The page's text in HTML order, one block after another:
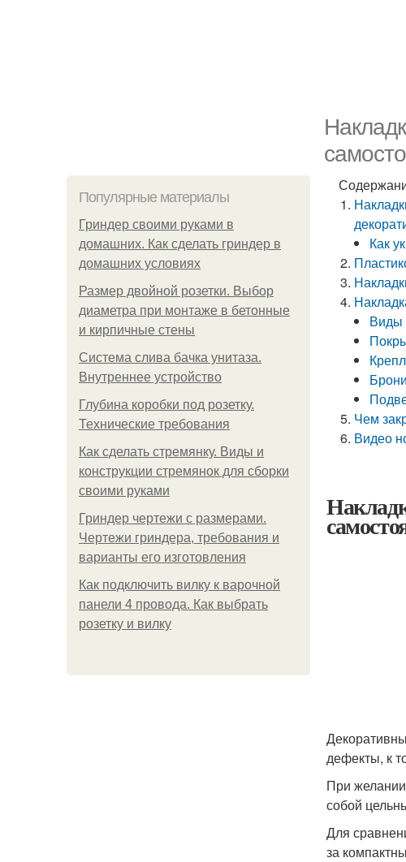
Популярные материалы
Гриндер своими руками в
домашних. Как сделать гриндер в
домашних условиях
Размер двойной розетки. Выбор
диаметра при монтаже в бетонные
и кирпичные стены
Система слива бачка унитаза.
Внутреннее устройство
Глубина коробки под розетку.
Технические требования
Как сделать стремянку. Виды и
конструкции стремянок для сборки
своими руками
Гриндер чертежи с размерами.
Чертежи гриндера, требования и
варианты его изготовления
Как подключить вилку к варочной
панели 4 провода. Как выбрать
розетку и вилку
Как
Виды
Чем
Видео
дефекты, к
При желании
собой
Для
за